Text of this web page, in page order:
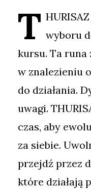
T wyboru
kursu. Ta
w znalezieniu
do działania.
uwagi.
czas, aby
za siebie.
przejdź przez
które działają